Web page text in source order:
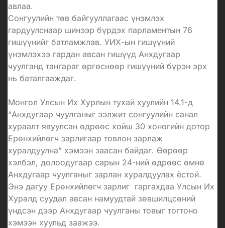
авлаа.
Сонгуулийн төв байгууллагаас үнэмлэх
гардуулснаар шинээр бүрдэх парламентын 76
гишүүнийг батламжлав. УИХ-ын гишүүний
үнэмлэхээ гардан авсан гишүүд Анхдугаар
чуулганд тангараг өргөснөөр гишүүний бүрэн эрх
нь баталгааждаг.
Монгол Улсын Их Хурлын тухай хуулийн 14.1-д
“Анхдугаар чуулганыг ээлжит сонгуулийн санал
хураалт явуулсан өдрөөс хойш 30 хоногийн дотор
Ерөнхийлөгч зарлигаар товлон зарлаж
хуралдуулна” хэмээн заасан байдаг. Өөрөөр
хэлбэл, долоодугаар сарын 24-ний өдрөөс өмнө
Анхдугаар чуулганыг зарлан хуралдуулах ёстой.
Энэ дагуу Ерөнхийлөгч зарлиг гаргахдаа Улсын Их
Хуралд суудал авсан намуудтай зөвшилцсөний
үндсэн дээр Анхдугаар чуулганы товыг тогтоно
хэмээн хуульд заажээ.